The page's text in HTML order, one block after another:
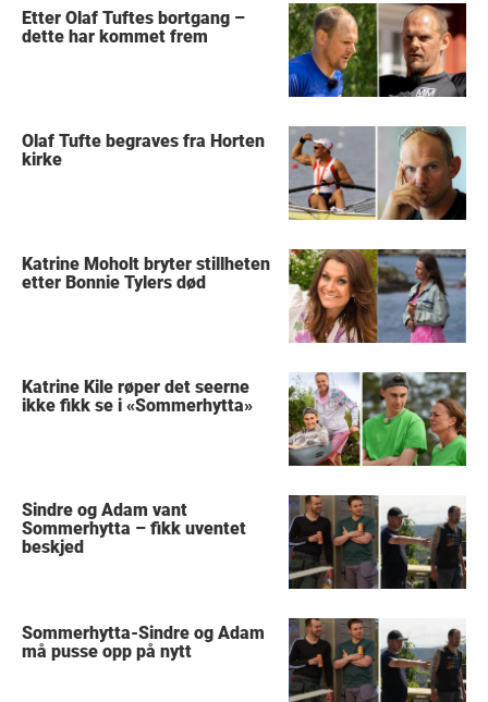
Etter Olaf Tuftes bortgang –
dette har kommet frem
Olaf Tufte begraves fra Horten
kirke
Katrine Moholt bryter stillheten
etter Bonnie Tylers død
Katrine Kile røper det seerne
ikke fikk se i «Sommerhytta»
Sindre og Adam vant
Sommerhytta – fikk uventet
beskjed
Sommerhytta-Sindre og Adam
må pusse opp på nytt